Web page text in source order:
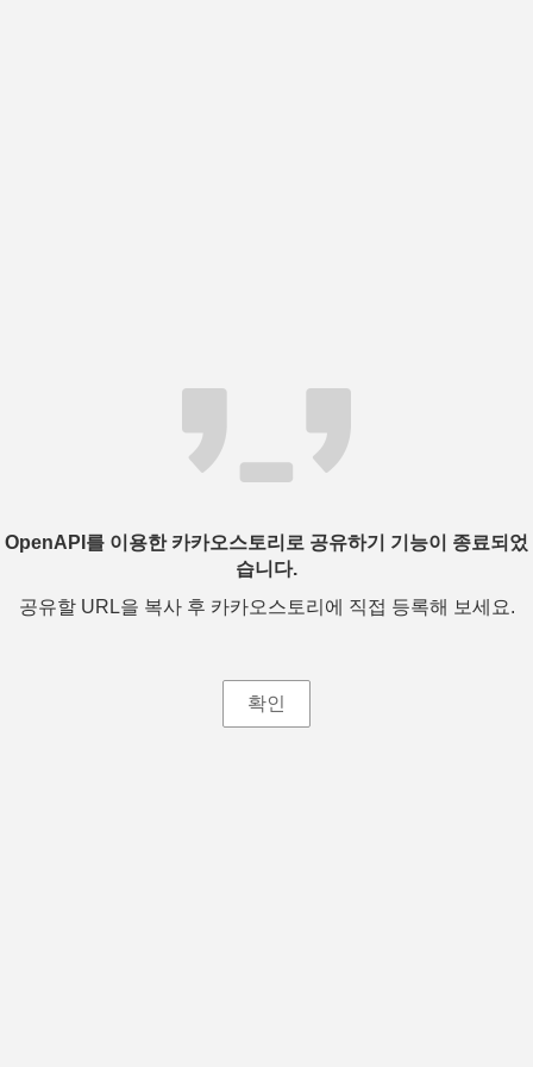
OpenAPI를 이용한 카카오스토리로 공유하기 기능이 종료되었
습니다.
공유할 URL을 복사 후 카카오스토리에 직접 등록해 보세요.
확인